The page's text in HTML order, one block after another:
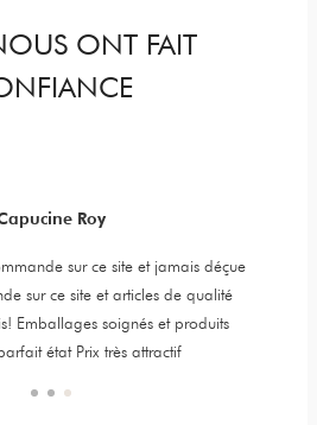
ONT FAIT
Roy
sur ce site et jamais déçue
sur ce site et articles de qualité
Emballages soignés et produits
état Prix très attractif